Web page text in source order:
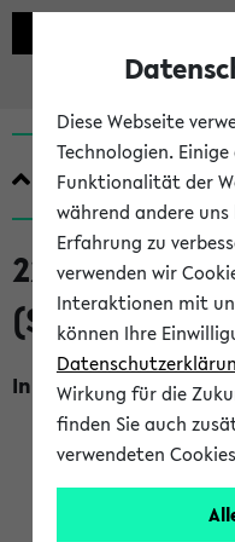
Quicklinks
220119
(SoSe 2016)
Inhalt, Kommentar
Ziel der
Möglichkeit zu geben,
Dissertationen, in
Vorträge, aber auch
Diese Webseite
Technologien.
Funktionalität der
während andere
Erfahrung zu
verwenden wir
Interaktionen mit
können Ihre
Wirkung für die
finden Sie auch
verwendeten